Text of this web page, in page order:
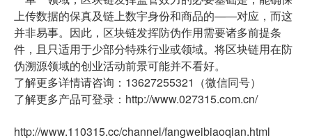
上传数据的保真及链上数宇身份和商品的—―对应，而这
并非易事。因此，区块链发挥防伪作用需要诸多前提条
件，且只适用于少部分特殊行业或领域。将区块链用在防
伪溯源领域的创业活动前景可能并不看好。
了解更多详情请咨询：13627255321（微信同号）
了解更多产品可登录：http://www.027315.com.cn/
http://www.110315.cc/channel/fangweibiaoqian.html